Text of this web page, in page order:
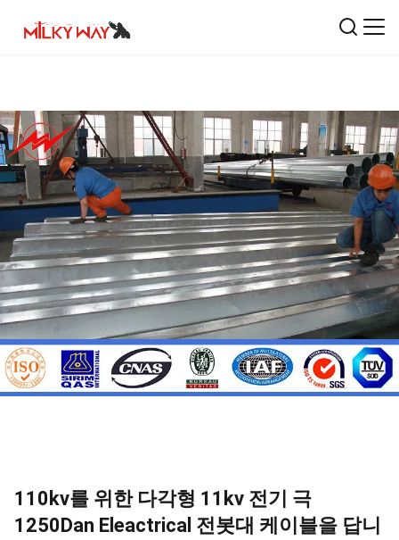
110kv를 위한 다각형 11kv 전기 극
1250Dan Eleactrical 전봇대 케이블을 답니